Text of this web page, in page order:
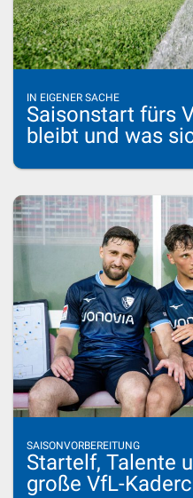
IN EIGENER SACHE
Saisonstart fürs
bleibt und was
SAISONVORBEREITUNG
Startelf, Talente
große VfL-